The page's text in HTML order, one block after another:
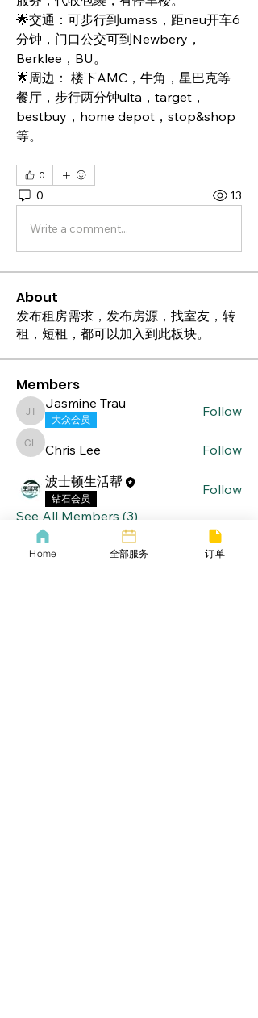
🌟交通：可步行到umass，距neu开车6
分钟，门口公交可到Newbery，
Berklee，BU。
🌟周边： 楼下AMC，牛角，星巴克等
餐厅，步行两分钟ulta，target，
bestbuy，home depot，stop&shop
等。
0
0 13
Write a comment...
About
发布租房需求，发布房源，找室友，转
租，短租，都可以加入到此板块。
Members
Jasmine Trau
Jasmine Trau
大众会员
Follow
Chris Lee
Chris Lee
Follow
波士顿生活帮
钻石会员
Follow
See All Members (3)
Home 全部服务 订单